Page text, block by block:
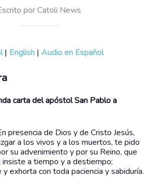
por Catoli News
| English | Audio en Español
carta del apóstol San Pablo a
presencia de Dios y de Cristo Jesús,
a los vivos y a los muertos, te pido
su advenimiento y por su Reino, que
insiste a tiempo y a destiempo;
exhorta con toda paciencia y sabiduría.